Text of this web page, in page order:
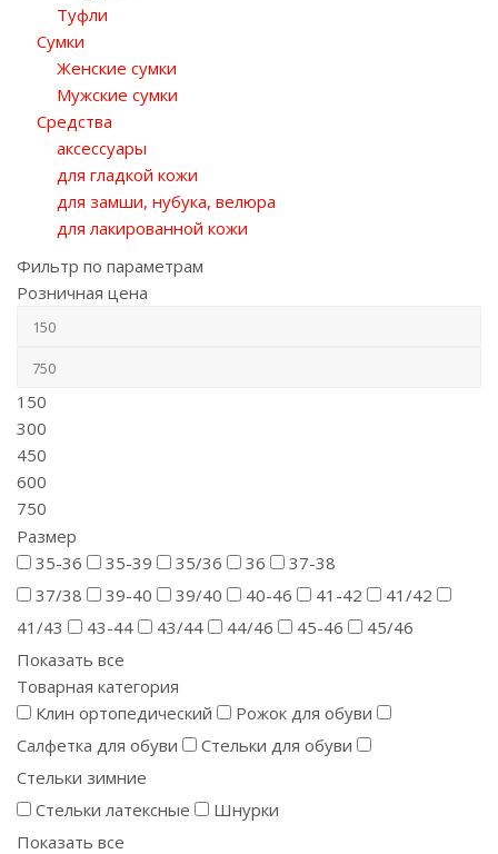
Туфли
Сумки
Женские сумки
Мужские сумки
Средства
аксессуары
для гладкой кожи
для замши, нубука, велюра
для лакированной кожи
Фильтр по параметрам
Розничная цена
150
300
450
600
750
Размер
35-36
35-39 35/36 36
37-38
37/38
39-40 39/40 40-46 41-42
41/42
41/43
43-44 43/44 44/46 45-46
45/46
Показать все
Товарная категория
Клин ортопедический
Рожок для обуви
Салфетка для обуви
Стельки для обуви
Стельки зимние
Стельки латексные
Шнурки
Показать все